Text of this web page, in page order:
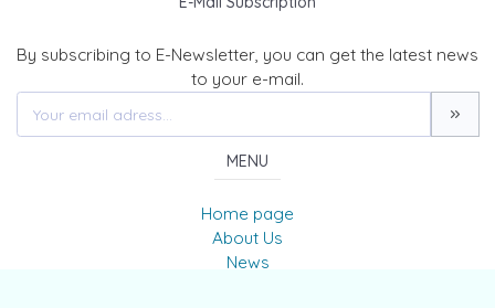
By subscribing to E-Newsletter, you can get the latest news
to your e-mail.
MENU
Home page
About Us
News